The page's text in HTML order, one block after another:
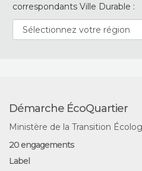
correspondants Ville Durable :
Démarche ÉcoQuartier
Ministère de la Transition
20 engagements
Label